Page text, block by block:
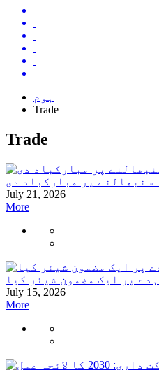
ہوم
Trade
Trade
سنبھالنے پر مبارکباد دی
July 21, 2026
More
پر ایک مضمون شیئر کیا
July 15, 2026
More